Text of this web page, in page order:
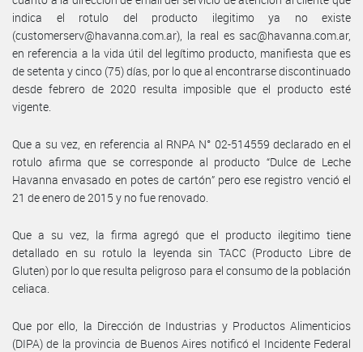
indica el rotulo del producto ilegitimo ya no existe
(customerserv@havanna.com.ar), la real es sac@havanna.com.ar,
en referencia a la vida útil del legítimo producto, manifiesta que es
de setenta y cinco (75) días, por lo que al encontrarse discontinuado
desde febrero de 2020 resulta imposible que el producto esté
vigente.
Que a su vez, en referencia al RNPA N° 02-514559 declarado en el
rotulo afirma que se corresponde al producto “Dulce de Leche
Havanna envasado en potes de cartón” pero ese registro venció el
21 de enero de 2015 y no fue renovado.
Que a su vez, la firma agregó que el producto ilegitimo tiene
detallado en su rotulo la leyenda sin TACC (Producto Libre de
Gluten) por lo que resulta peligroso para el consumo de la población
celiaca.
Que por ello, la Dirección de Industrias y Productos Alimenticios
(DIPA) de la provincia de Buenos Aires notificó el Incidente Federal